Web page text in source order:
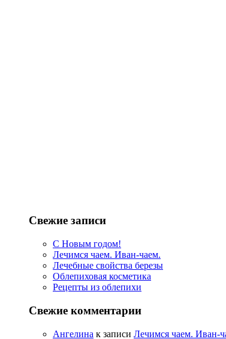
Свежие записи
С Новым годом!
Лечимся чаем. Иван-чаем.
Лечебные свойства березы
Облепиховая косметика
Рецепты из облепихи
Свежие комментарии
Ангелина к записи Лечимся чаем. Иван-